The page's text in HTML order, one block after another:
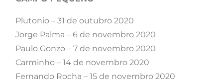
Plutonio – 31 de outubro 2020
Jorge Palma – 6 de novembro 2020
Paulo Gonzo – 7 de novembro 2020
Carminho – 14 de novembro 2020
Fernando Rocha – 15 de novembro 2020